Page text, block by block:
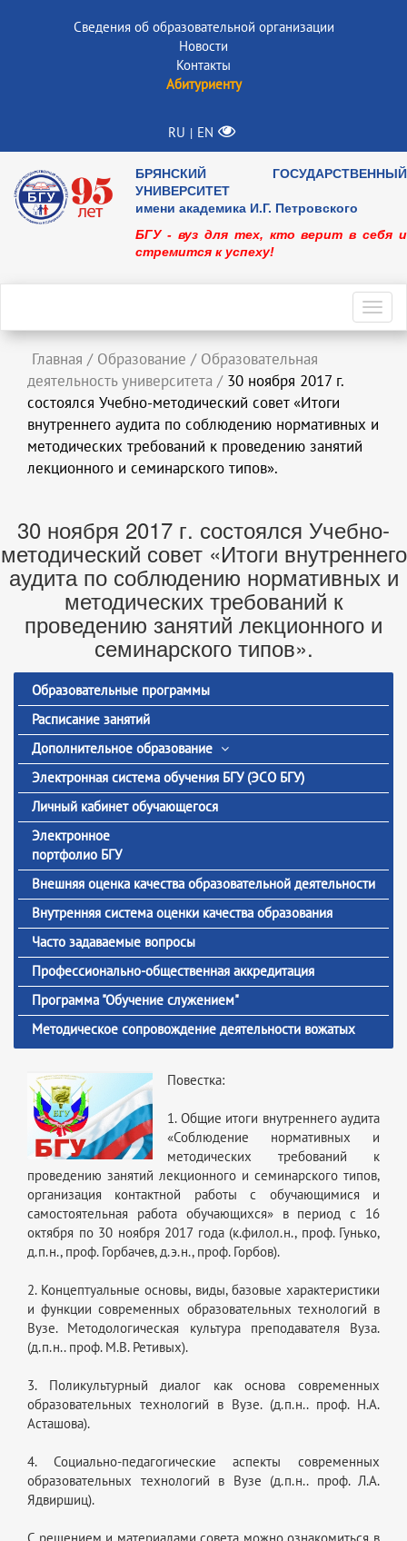
Сведения об образовательной организации
Новости
Контакты
Абитуриенту
RU | EN
БРЯНСКИЙ ГОСУДАРСТВЕННЫЙ
УНИВЕРСИТЕТ
имени академика И.Г. Петровского
БГУ - вуз для тех, кто верит в себя и
стремится к успеху!
Главная / Образование / Образовательная
деятельность университета / 30 ноября 2017 г.
состоялся Учебно-методический совет «Итоги
внутреннего аудита по соблюдению нормативных и
методических требований к проведению занятий
лекционного и семинарского типов».
30 ноября 2017 г. состоялся Учебно-
методический совет «Итоги внутреннего
аудита по соблюдению нормативных и
методических требований к
проведению занятий лекционного и
семинарского типов».
Образовательные программы
Расписание занятий
Дополнительное образование
Электронная система обучения БГУ (ЭСО БГУ)
Личный кабинет обучающегося
Электронное
портфолио БГУ
Внешняя оценка качества образовательной деятельности
Внутренняя система оценки качества образования
Часто задаваемые вопросы
Профессионально-общественная аккредитация
Программа "Обучение служением"
Методическое сопровождение деятельности вожатых
Повестка:
1. Общие итоги внутреннего аудита
«Соблюдение нормативных и
методических требований к
проведению занятий лекционного и семинарского типов,
организация контактной работы с обучающимися и
самостоятельная работа обучающихся» в период с 16
октября по 30 ноября 2017 года (к.филол.н., проф. Гунько,
д.п.н., проф. Горбачев, д.э.н., проф. Горбов).
2. Концептуальные основы, виды, базовые характеристики
и функции современных образовательных технологий в
Вузе. Методологическая культура преподавателя Вуза.
(д.п.н.. проф. М.В. Ретивых).
3. Поликультурный диалог как основа современных
образовательных технологий в Вузе. (д.п.н.. проф. Н.А.
Асташова).
4. Социально-педагогические аспекты современных
образовательных технологий в Вузе (д.п.н.. проф. Л.А.
Ядвиршиц).